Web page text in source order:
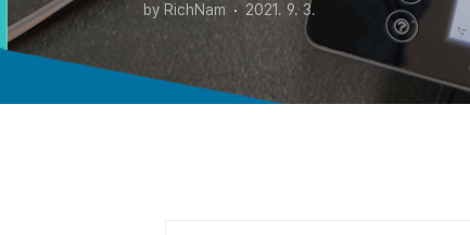
by RichNam 2021. 9. 3.